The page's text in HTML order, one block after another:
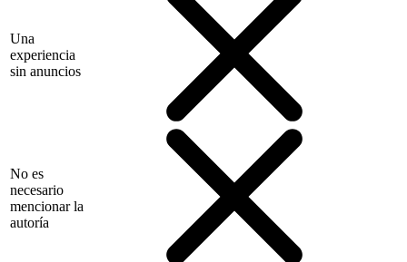
Una
experiencia
sin anuncios
No es
necesario
mencionar la
autoría